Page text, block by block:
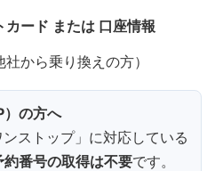
ード または 口座情報
社から乗り換えの方）
）の方へ
ストップ」に対応している
約番号の取得は不要です。